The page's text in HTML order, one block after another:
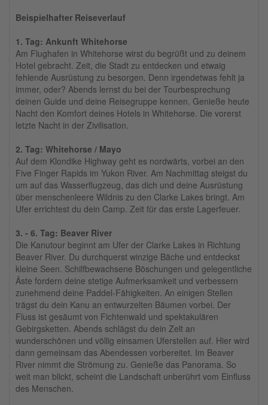
Beispielhafter Reiseverlauf
1. Tag: Ankunft Whitehorse
Am Flughafen in Whitehorse wirst du begrüßt und zu deinem
Hotel gebracht. Zeit, die Stadt zu entdecken und etwaig
fehlende Ausrüstung zu besorgen. Denn irgendetwas fehlt ja
immer, oder? Abends lernst du bei der Tourbesprechung
deinen Guide und deine Reisegruppe kennen. Genieße heute
Nacht den Komfort deines Hotels in Whitehorse. Die vorerst
letzte Nacht in der Zivilisation.
2. Tag: Whitehorse / Mayo
Auf dem Klondike Highway geht es nordwärts, vorbei an den
Five Finger Rapids im Yukon River. Am Nachmittag steigst du
um auf das Wasserflugzeug, das dich und deine Ausrüstung
über menschenleere Wildnis zu den Clarke Lakes bringt. Am
Ufer errichtest du dein Camp. Zeit für das erste Lagerfeuer.
3. - 6. Tag: Beaver River
Die Kanutour beginnt am Ufer der Clarke Lakes in Richtung
Beaver River. Du durchquerst winzige Bäche und entdeckst
kleine Seen. Schilfbewachsene Böschungen und gelegentliche
Äste fordern deine stetige Aufmerksamkeit und verbessern
zunehmend deine Paddel-Fähigkeiten. An einigen Stellen
trägst du dein Kanu an entwurzelten Bäumen vorbei. Der
Fluss ist gesäumt von Fichtenwald und spektakulären
Gebirgsketten. Abends schlägst du dein Zelt an
wunderschönen und völlig einsamen Uferstellen auf. Hier wird
dann gemeinsam das Abendessen vorbereitet. Im Beaver
River nimmt die Strömung zu. Genieße das Panorama. So
weit man blickt, scheint die Landschaft unberührt vom Einfluss
des Menschen.